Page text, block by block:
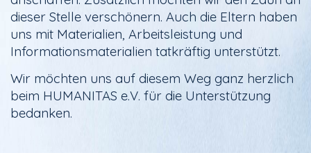
dieser Stelle verschönern. Auch die Eltern haben
uns mit Materialien, Arbeitsleistung und
Informationsmaterialien tatkräftig unterstützt.
Wir möchten uns auf diesem Weg ganz herzlich
beim HUMANITAS e.V. für die Unterstützung
bedanken.